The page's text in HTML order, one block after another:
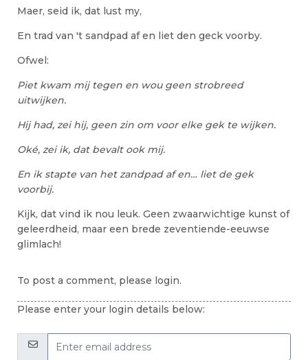
Maer, seid ik, dat lust my,
En trad van 't sandpad af en liet den geck voorby.
Ofwel:
Piet kwam mij tegen en wou geen strobreed
uitwijken.
Hij had, zei hij, geen zin om voor elke gek te wijken.
Oké, zei ik, dat bevalt ook mij.
En ik stapte van het zandpad af en… liet de gek
voorbij.
Kijk, dat vind ik nou leuk. Geen zwaarwichtige kunst of
geleerdheid, maar een brede zeventiende-eeuwse
glimlach!
To post a comment, please login.
Please enter your login details below:
Email: